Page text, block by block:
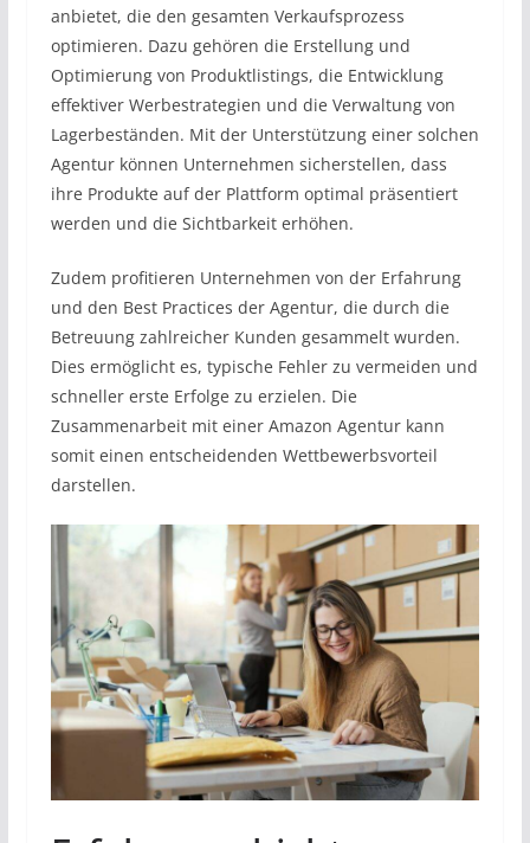
anbietet, die den gesamten Verkaufsprozess
optimieren. Dazu gehören die Erstellung und
Optimierung von Produktlistings, die Entwicklung
effektiver Werbestrategien und die Verwaltung von
Lagerbeständen. Mit der Unterstützung einer solchen
Agentur können Unternehmen sicherstellen, dass
ihre Produkte auf der Plattform optimal präsentiert
werden und die Sichtbarkeit erhöhen.
Zudem profitieren Unternehmen von der Erfahrung
und den Best Practices der Agentur, die durch die
Betreuung zahlreicher Kunden gesammelt wurden.
Dies ermöglicht es, typische Fehler zu vermeiden und
schneller erste Erfolge zu erzielen. Die
Zusammenarbeit mit einer Amazon Agentur kann
somit einen entscheidenden Wettbewerbsvorteil
darstellen.